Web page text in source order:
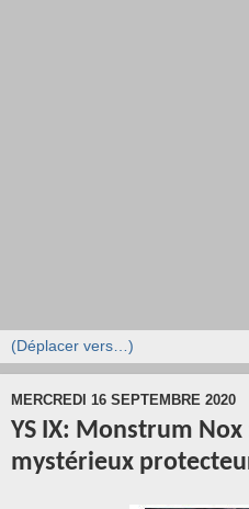
MERCREDI 16 SEPTEMBRE 2020
YS IX: Monstrum
mystérieux